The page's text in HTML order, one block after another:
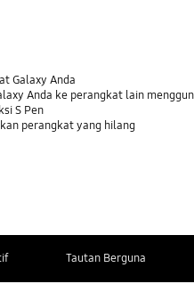
Galaxy Anda
Anda ke perangkat lain
S Pen
perangkat yang hilang
Tautan Berguna